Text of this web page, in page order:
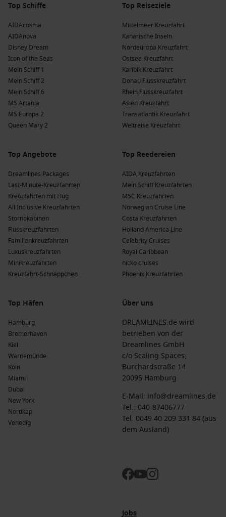
Top Schiffe
AIDAcosma
AIDAnova
Disney Dream
Icon of the Seas
Mein Schiff 1
Mein Schiff 2
Mein Schiff 6
MS Artania
MS Europa 2
Queen Mary 2
Top Reiseziele
Mittelmeer Kreuzfahrt
Kanarische Inseln
Nordeuropa Kreuzfahrt
Ostsee Kreuzfahrt
Karibik Kreuzfahrt
Donau Flusskreuzfahrt
Rhein Flusskreuzfahrt
Asien Kreuzfahrt
Transatlantik Kreuzfahrt
Weltreise Kreuzfahrt
Top Angebote
Dreamlines Packages
Last-Minute-Kreuzfahrten
Kreuzfahrten mit Flug
All Inclusive Kreuzfahrten
Stornokabinen
Flusskreuzfahrten
Familienkreuzfahrten
Luxuskreuzfahrten
Minikreuzfahrten
Kreuzfahrt-Schnäppchen
Top Reedereien
AIDA Kreuzfahrten
Mein Schiff Kreuzfahrten
MSC Kreuzfahrten
Norwegian Cruise Line
Costa Kreuzfahrten
Holland America Line
Celebrity Cruises
Royal Caribbean
nicko cruises
Phoenix Kreuzfahrten
Top Häfen
Hamburg
Bremerhaven
Kiel
Warnemünde
Köln
Miami
Dubai
New York
Nordkap
Venedig
Über uns
DREAMLINES.de wird
betrieben von der
Dreamlines GmbH
c/o Scaling Spaces,
Burchardstraße 14
20095 Hamburg
E-Mail: info@dreamlines.de
Tel.: 040-87406777
Tel: 0049 40 209 331 84 (aus
dem Ausland)
Jobs